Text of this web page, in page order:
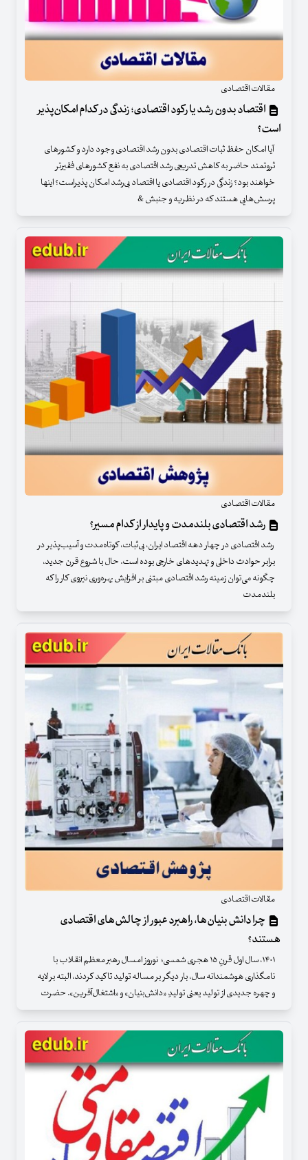
مقالات اقتصادی
اقتصاد بدون رشد یا رکود اقتصادی؛ زندگی در کدام امکان‌پذیر
است؟
آیا امکان حفظ ثبات اقتصادی بدون رشد اقتصادی وجود دارد و کشورهای
ثروتمند حاضر به کاهش تدریجی رشد اقتصادی به نفع کشورهای فقیرتر
خواهند بود؟ زندگی در رکود اقتصادی یا اقتصاد بی‌رشد امکان پذیراست؟ اینها
پرسش‌هایی هستند که در نظریه و جنبش &
مقالات اقتصادی
رشد اقتصادی بلندمدت و پایدار از کدام مسیر؟
رشد اقتصادی در چهار دهه اقتصاد ایران، بی‌ثبات، کوتاه‌مدت و آسیب‌پذیر در
برابر حوادث داخلی و تهدیدهای خارجی بوده است. حال با شروع قرن جدید،
چگونه می‌توان زمینه رشد اقتصادی مبتنی بر افزایش بهره‌وری نیروی کار را که
بلندمدت
مقالات اقتصادی
چرا دانش بنیان‌ها، راهبرد عبور از چالش‌های اقتصادی
هستند؟
۱۴۰۱، سال اول قرنِ ۱۵ هجری شمسی؛ نوروز امسال رهبر معظم انقلاب با
نامگذاری هوشمندانه سال، بار دیگر بر مساله تولید تاکید کردند، البته بر لایه
و چهره جدیدی از تولید یعنی تولیدِ «دانش‌بنیان» و «اشتغال‌آفرین». حضرت